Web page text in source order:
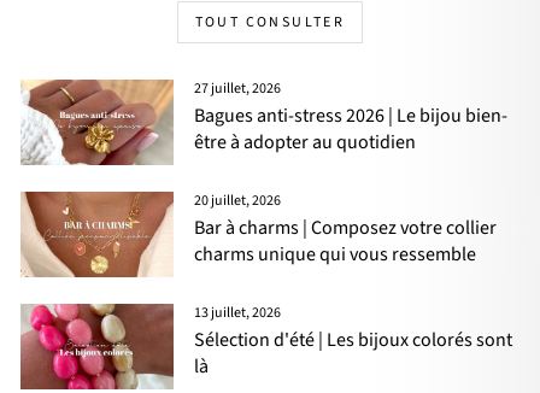
TOUT CONSULTER
27 juillet, 2026
Bagues anti-stress 2026 | Le bijou bien-
être à adopter au quotidien
20 juillet, 2026
Bar à charms | Composez votre collier
charms unique qui vous ressemble
13 juillet, 2026
Sélection d'été | Les bijoux colorés sont
là